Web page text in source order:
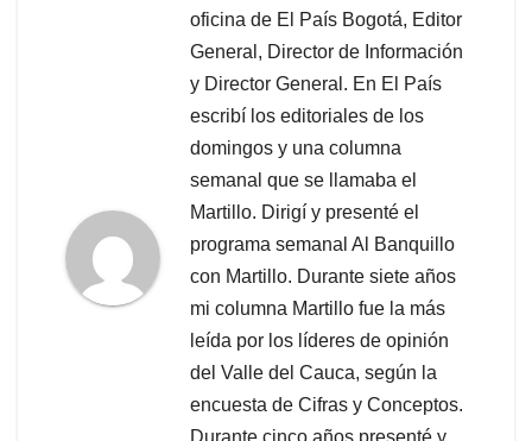
oficina de El País Bogotá, Editor
General, Director de Información
y Director General. En El País
escribí los editoriales de los
domingos y una columna
semanal que se llamaba el
Martillo. Dirigí y presenté el
programa semanal Al Banquillo
con Martillo. Durante siete años
mi columna Martillo fue la más
leída por los líderes de opinión
del Valle del Cauca, según la
encuesta de Cifras y Conceptos.